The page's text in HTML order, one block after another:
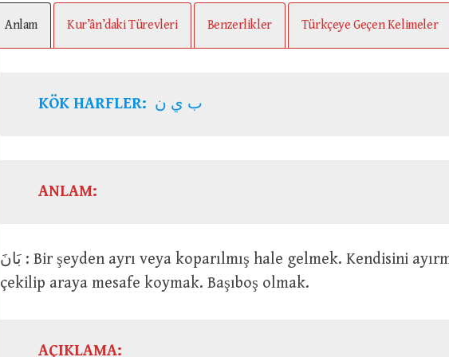
Anlam Kur’ân’daki Türevleri Benzerlikler Türkçeye Geçen Kelimeler
KÖK HARFLER: ب ي ن
ANLAM:
بَانَ : Bir şeyden ayrı veya koparılmış hale gelmek. Kendisini ayırmak veya
çekilip araya mesafe koymak. Başıboş olmak.
AÇIKLAMA: